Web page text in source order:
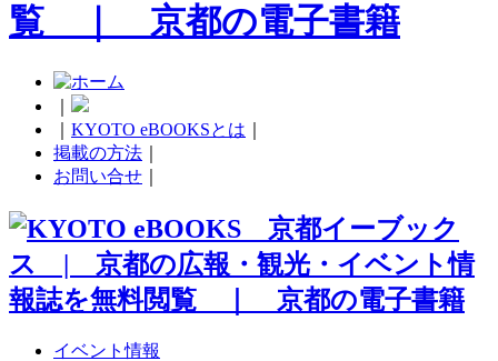
KYOTO eBOOKSとは
掲載の方法
お問い合せ
イベント情報